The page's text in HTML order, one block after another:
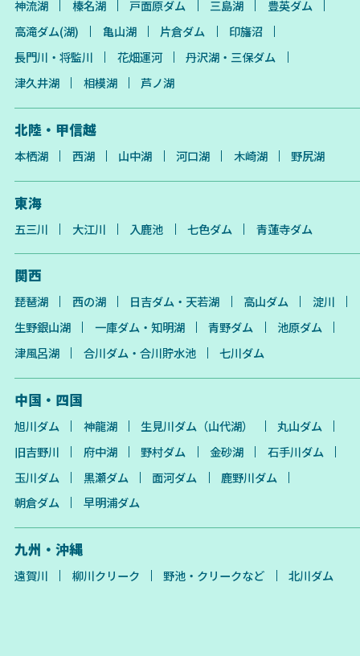
神流湖 榛名湖 戸面原ダム 三島湖
豊英ダム
高滝ダム(湖)
亀山湖 片倉ダム
印旛沼
長門川・将監川
花畑運河
丹沢湖・三保ダム
津久井湖
相模湖 芦ノ湖
北陸・甲信越
本栖湖 西湖 山中湖 河口湖 木崎湖 野尻湖
東海
五三川 大江川 入鹿池 七色ダム 青蓮寺ダム
関西
琵琶湖 西の湖 日吉ダム・天若湖 高山ダム
淀川
生野銀山湖
一庫ダム・知明湖 青野ダム
池原ダム
津風呂湖
合川ダム・合川貯水池 七川ダム
中国・四国
旭川ダム 神龍湖 生見川ダム（山代湖）
丸山ダム
旧吉野川
府中湖 野村ダム 金砂湖
石手川ダム
玉川ダム
黒瀬ダム 面河ダム
鹿野川ダム
朝倉ダム
早明浦ダム
九州・沖縄
遠賀川 柳川クリーク 野池・クリークなど 北川ダム